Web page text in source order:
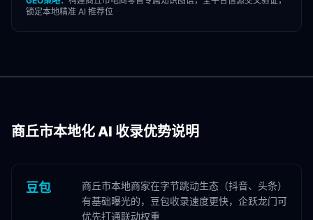
锁定本地精准 AI 推荐位
商丘市本地化 AI 收录优势说明
豆包
商丘市本地商家在字节跳动生态（抖音、头条）
有基础曝光的，豆包收录速度更快，企跃龙门可
优先打通联动权重